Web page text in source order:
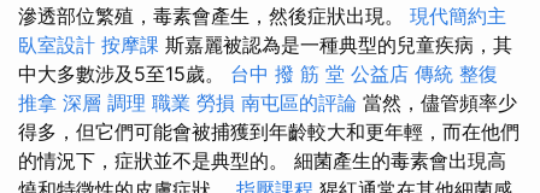
滲透部位繁殖，毒素會產生，然後症狀出現。 現代簡約主
臥室設計 按摩課 斯嘉麗被認為是一種典型的兒童疾病，其
中大多數涉及5至15歲。 台中 撥 筋 堂 公益店 傳統 整復
推拿 深層 調理 職業 勞損 南屯區的評論 當然，儘管頻率少
得多，但它們可能會被捕獲到年齡較大和更年輕，而在他們
的情況下，症狀並不是典型的。 細菌產生的毒素會出現高